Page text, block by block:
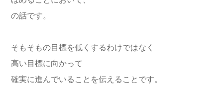
の話です。
そもそもの目標を低くするわけではなく
高い目標に向かって
確実に進んでいることを伝えることです。